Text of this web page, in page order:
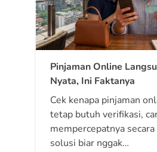
Pinjaman Online
Nyata, Ini Faktanya
Cek kenapa pinjaman
tetap butuh verifikasi,
mempercepatnya
solusi biar nggak…